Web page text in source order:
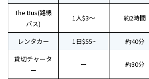
The Bus(路線
バス)
1人$3～ 約2時間
レンタカー 1日$55~ 約40分
貸切チャータ
ー
ー 約30分